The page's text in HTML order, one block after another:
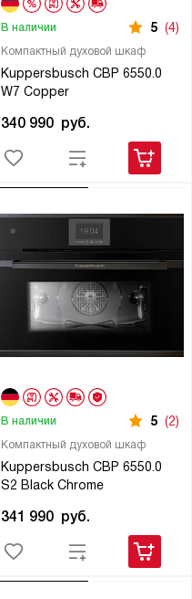
Компактный духовой шкаф
Kuppersbusch CBP 6550.0
W7 Copper
В наличии 5 (4)
340 990 руб.
Компактный духовой шкаф
Kuppersbusch CBP 6550.0
S2 Black Chrome
В наличии 5 (2)
341 990 руб.